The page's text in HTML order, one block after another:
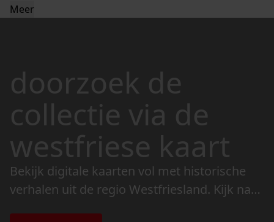
Meer
doorzoek de
collectie via de
westfriese kaart
Bekijk digitale kaarten vol met historische
verhalen uit de regio Westfriesland. Kijk naar